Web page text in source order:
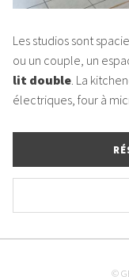
Les studios sont
ou un couple, un
lit double. La
électriques, four à
©